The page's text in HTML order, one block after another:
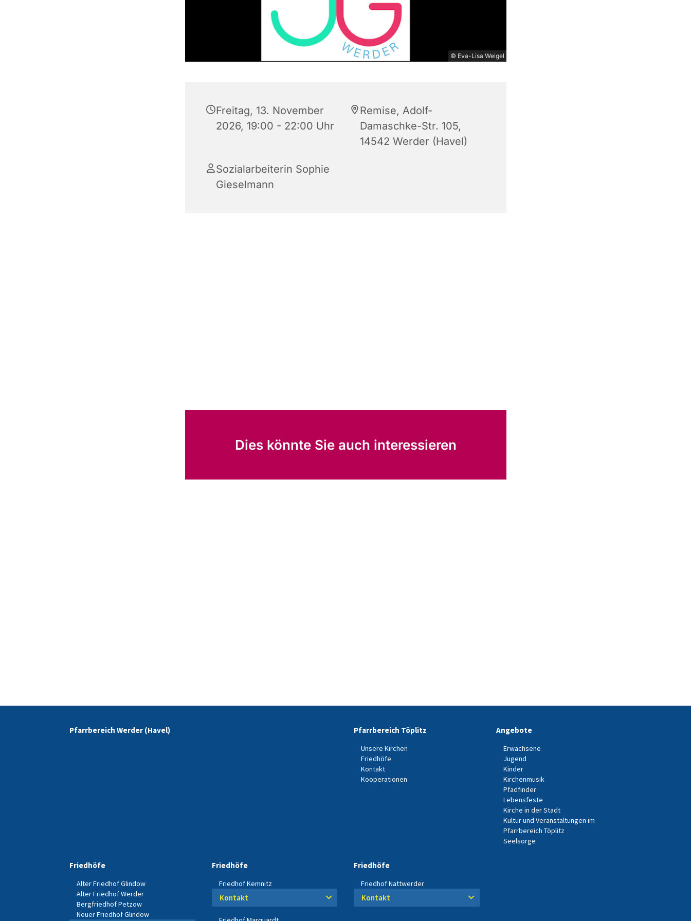
© Eva-Lisa Weigel
Freitag, 13. November
2026, 19:00 - 22:00 Uhr
Remise, Adolf-
Damaschke-Str. 105,
14542 Werder (Havel)
Sozialarbeiterin Sophie
Gieselmann
Dies könnte Sie auch interessieren
Pfarrbereich Werder (Havel) Pfarrbereich Töplitz
Unsere Kirchen
Friedhöfe
Kontakt
Kooperationen
Angebote
Erwachsene
Jugend
Kinder
Kirchenmusik
Pfadfinder
Lebensfeste
Kirche in der Stadt
Kultur und Veranstaltungen im
Pfarrbereich Töplitz
Seelsorge
Friedhöfe
Alter Friedhof Glindow
Alter Friedhof Werder
Bergfriedhof Petzow
Neuer Friedhof Glindow
Friedhöfe
Friedhof Kemnitz
Kontakt
Friedhöfe
Friedhof Nattwerder
Kontakt